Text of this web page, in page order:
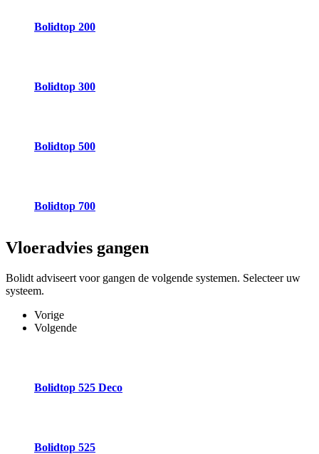
Bolidtop 200
Bolidtop 300
Bolidtop 500
Bolidtop 700
Vloeradvies gangen
Bolidt adviseert voor gangen de volgende systemen. Selecteer uw
systeem.
Vorige
Volgende
Bolidtop 525 Deco
Bolidtop 525